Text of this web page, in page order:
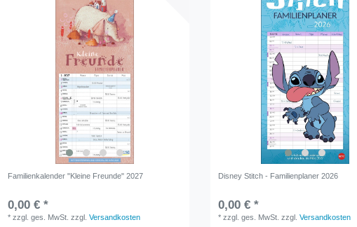
Familienkalender "Kleine Freunde" 2027
0,00 € *
*zzgl. ges. MwSt. zzgl.Versandkosten
Disney Stitch - Familienplaner 2026
0,00 € *
*zzgl. ges. MwSt. zzgl.Versandkosten